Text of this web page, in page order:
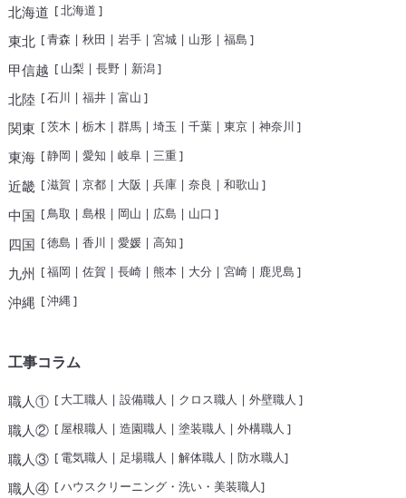
北海道 [北海道 ]
東北 [青森 | 秋田 | 岩手| 宮城| 山形| 福島 ]
甲信越 [ 山梨 | 長野| 新潟]
北陸 [石川 | 福井| 富山 ]
関東 [茨木 | 栃木 | 群馬| 埼玉 | 千葉| 東京| 神奈川 ]
東海[静岡 | 愛知 | 岐阜| 三重]
近畿[滋賀 | 京都| 大阪 | 兵庫| 奈良 | 和歌山 ]
中国 [ 鳥取 | 島根 | 岡山 | 広島 | 山口 ]
四国 [徳島 | 香川 | 愛媛| 高知 ]
九州 [福岡 | 佐賀 | 長崎| 熊本| 大分 | 宮崎| 鹿児島 ]
沖縄 [沖縄 ]
工事コラム
職人①[ 大工職人 | 設備職人 | クロス職人 | 外壁職人 ]
職人②[ 屋根職人 | 造園職人 | 塗装職人 | 外構職人 ]
職人③[ 電気職人 | 足場職人 | 解体職人 | 防水職人]
職人④[ハウスクリーニング・洗い・美装職人]